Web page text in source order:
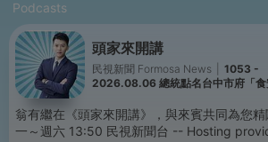
Podcasts
頭家來開講
民視新聞 Formosa News
1053 -
2026.08.06 總統點名台中市府「食
指？
翁有繼在《頭家來開講》，與來賓共同為您
一～週六 13:50 民視新聞台 --